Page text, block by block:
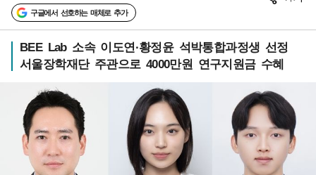
구글에서 선호하는 매체로 추가
BEE Lab 소속 이도연·황정윤 석박통합과정생 선정
서울장학재단 주관으로 4000만원 연구지원금 수혜